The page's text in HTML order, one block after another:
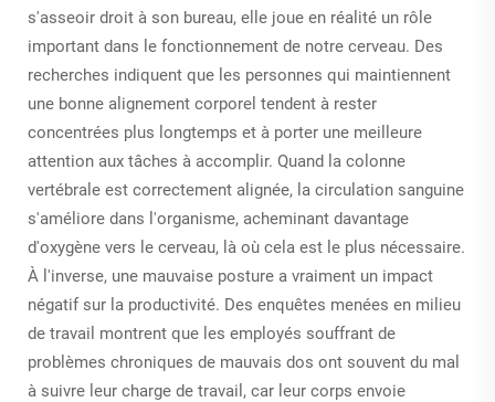
s'asseoir droit à son bureau, elle joue en réalité un rôle
important dans le fonctionnement de notre cerveau. Des
recherches indiquent que les personnes qui maintiennent
une bonne alignement corporel tendent à rester
concentrées plus longtemps et à porter une meilleure
attention aux tâches à accomplir. Quand la colonne
vertébrale est correctement alignée, la circulation sanguine
s'améliore dans l'organisme, acheminant davantage
d'oxygène vers le cerveau, là où cela est le plus nécessaire.
À l'inverse, une mauvaise posture a vraiment un impact
négatif sur la productivité. Des enquêtes menées en milieu
de travail montrent que les employés souffrant de
problèmes chroniques de mauvais dos ont souvent du mal
à suivre leur charge de travail, car leur corps envoie